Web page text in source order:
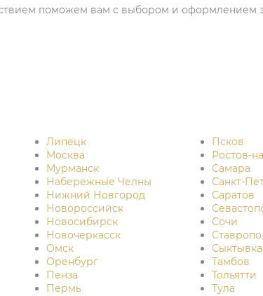
поможем вам с выбором и оформлением
Липецк
Москва
Мурманск
Набережные Челны
Нижний Новгород
Новороссийск
Новосибирск
Новочеркасск
Омск
Оренбург
Пенза
Пермь
Псков
Ростов-
Самара
Санкт-
Саратов
Сочи
Тамбов
Тольятти
Тула